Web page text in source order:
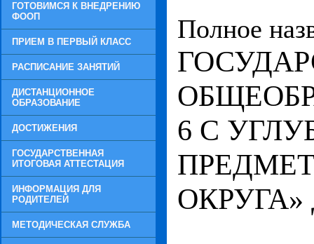
ГОТОВИМСЯ К ВНЕДРЕНИЮ
ФООП
ПРИЕМ В ПЕРВЫЙ КЛАСС
РАСПИСАНИЕ ЗАНЯТИЙ
ДИСТАНЦИОННОЕ
ОБРАЗОВАНИЕ
ДОСТИЖЕНИЯ
ГОСУДАРСТВЕННАЯ
ИТОГОВАЯ АТТЕСТАЦИЯ
ИНФОРМАЦИЯ ДЛЯ
РОДИТЕЛЕЙ
МЕТОДИЧЕСКАЯ СЛУЖБА
Полное
6 С